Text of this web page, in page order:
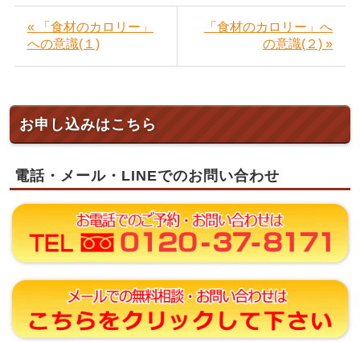
« 「食材のカロリー」
への意識(１)
「食材のカロリー」へ
の意識(２) »
お申し込みはこちら
電話・メール・LINEでのお問い合わせ